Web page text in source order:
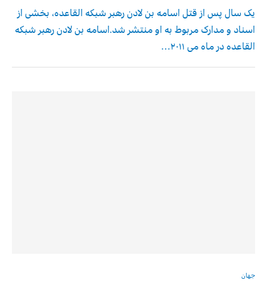
یک سال پس از قتل اسامه بن لادن رهبر شبکه القاعده، بخشی از
اسناد و مدارک مربوط به او منتشر شد.اسامه بن لادن رهبر شبکه
القاعده در ماه می ۲۰۱۱…
جهان